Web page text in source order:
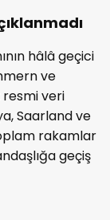
hâlâ geçici
ve
veri
Saarland ve
rakamlar
geçiş